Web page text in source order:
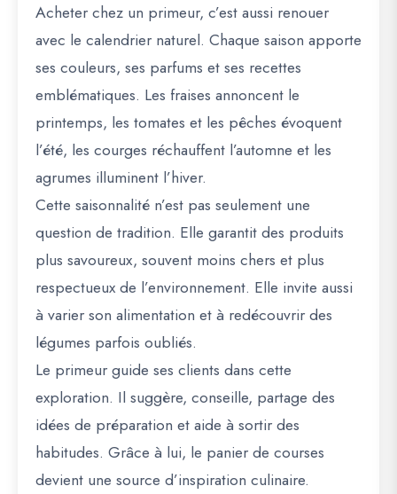
Acheter chez un primeur, c’est aussi renouer
avec le calendrier naturel. Chaque saison apporte
ses couleurs, ses parfums et ses recettes
emblématiques. Les fraises annoncent le
printemps, les tomates et les pêches évoquent
l’été, les courges réchauffent l’automne et les
agrumes illuminent l’hiver.
Cette saisonnalité n’est pas seulement une
question de tradition. Elle garantit des produits
plus savoureux, souvent moins chers et plus
respectueux de l’environnement. Elle invite aussi
à varier son alimentation et à redécouvrir des
légumes parfois oubliés.
Le primeur guide ses clients dans cette
exploration. Il suggère, conseille, partage des
idées de préparation et aide à sortir des
habitudes. Grâce à lui, le panier de courses
devient une source d’inspiration culinaire.